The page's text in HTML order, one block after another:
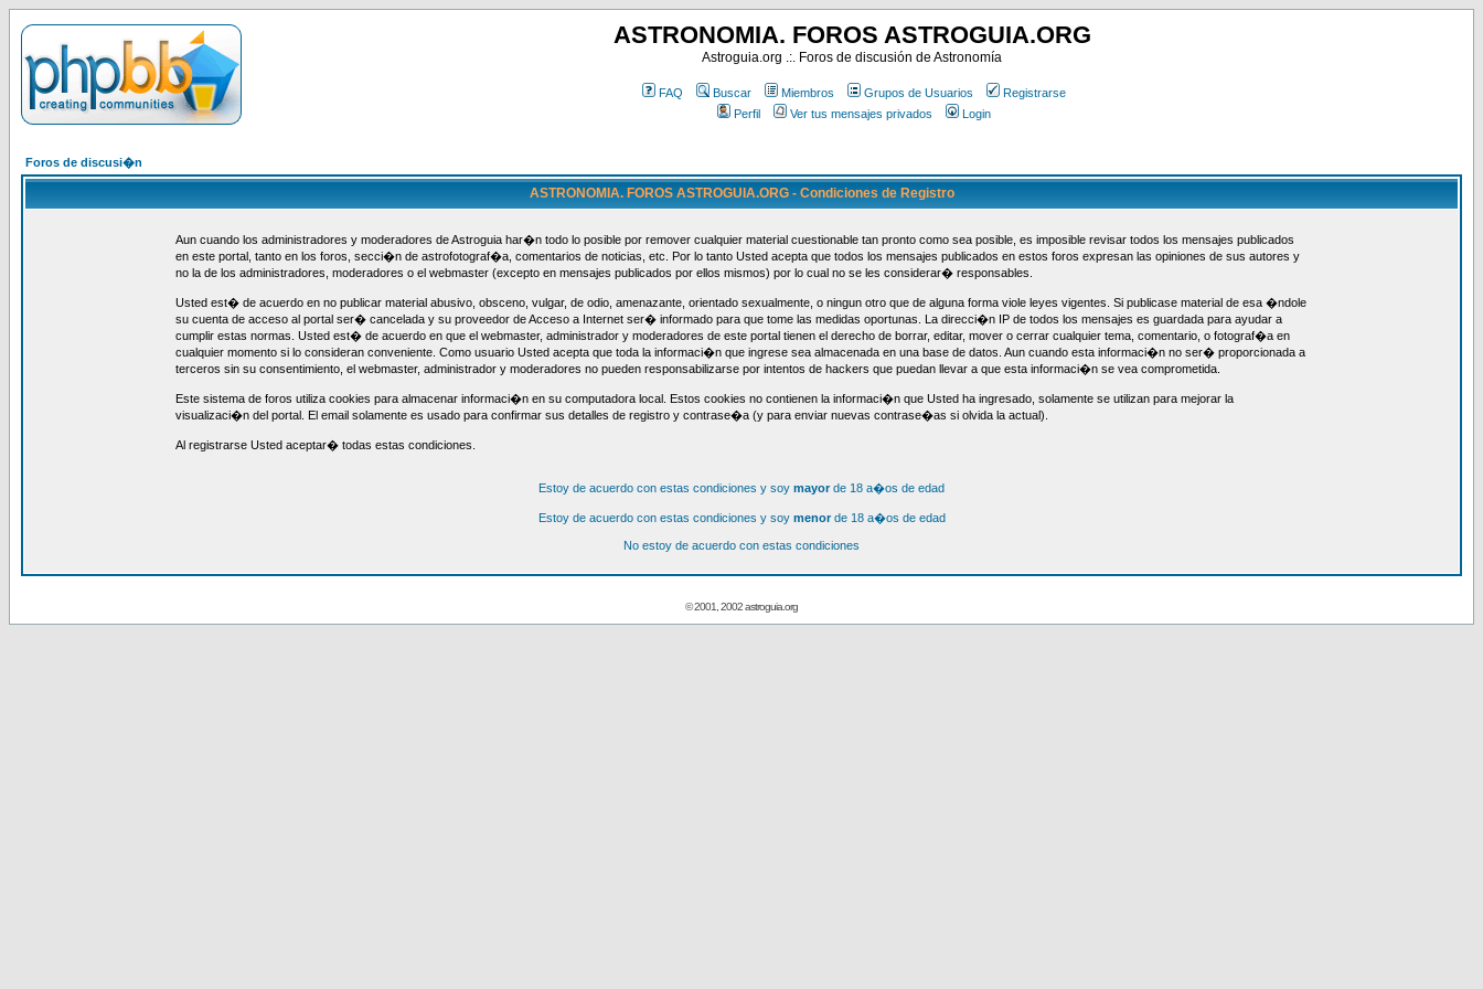
ASTRONOMIA. FOROS ASTROGUIA.ORG
Astroguia.org .:. Foros de discusión de Astronomía
FAQ Buscar Miembros Grupos de Usuarios
Registrarse
Perfil
Ver tus mensajes privados Login
Foros de discusi�n
ASTRONOMIA. FOROS ASTROGUIA.ORG - Condiciones de Registro
Aun cuando los administradores y moderadores de Astroguia har�n todo lo posible por remover cualquier material cuestionable tan pronto como sea posible, es imposible revisar todos los mensajes publicados
en este portal, tanto en los foros, secci�n de astrofotograf�a, comentarios de noticias, etc. Por lo tanto Usted acepta que todos los mensajes publicados en estos foros expresan las opiniones de sus autores y
no la de los administradores, moderadores o el webmaster (excepto en mensajes publicados por ellos mismos) por lo cual no se les considerar� responsables.
Usted est� de acuerdo en no publicar material abusivo, obsceno, vulgar, de odio, amenazante, orientado sexualmente, o ningun otro que de alguna forma viole leyes vigentes. Si publicase material de esa �ndole
su cuenta de acceso al portal ser� cancelada y su proveedor de Acceso a Internet ser� informado para que tome las medidas oportunas. La direcci�n IP de todos los mensajes es guardada para ayudar a
cumplir estas normas. Usted est� de acuerdo en que el webmaster, administrador y moderadores de este portal tienen el derecho de borrar, editar, mover o cerrar cualquier tema, comentario, o fotograf�a en
cualquier momento si lo consideran conveniente. Como usuario Usted acepta que toda la informaci�n que ingrese sea almacenada en una base de datos. Aun cuando esta informaci�n no ser� proporcionada a
terceros sin su consentimiento, el webmaster, administrador y moderadores no pueden responsabilizarse por intentos de hackers que puedan llevar a que esta informaci�n se vea comprometida.
Este sistema de foros utiliza cookies para almacenar informaci�n en su computadora local. Estos cookies no contienen la informaci�n que Usted ha ingresado, solamente se utilizan para mejorar la
visualizaci�n del portal. El email solamente es usado para confirmar sus detalles de registro y contrase�a (y para enviar nuevas contrase�as si olvida la actual).
Al registrarse Usted aceptar� todas estas condiciones.
Estoy de acuerdo con estas condiciones y soy mayorde 18 a�os de edad
Estoy de acuerdo con estas condiciones y soy menorde 18 a�os de edad
No estoy de acuerdo con estas condiciones
© 2001, 2002 astroguia.org